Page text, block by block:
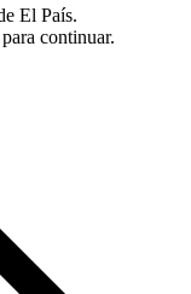
El País.
continuar.